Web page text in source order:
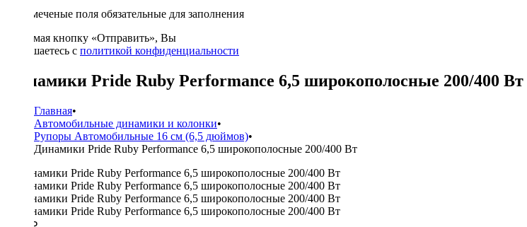
* - отмеченые поля обязательные для заполнения
Нажимая кнопку «Отправить», Вы
соглашаетесь с политикой конфиденциальности
Динамики Pride Ruby Performance 6,5 широкополосные 200/400 Вт
Главная•
Автомобильные динамики и колонки•
Рупоры Автомобильные 16 см (6,5 дюймов)•
Динамики Pride Ruby Performance 6,5 широкополосные 200/400 Вт